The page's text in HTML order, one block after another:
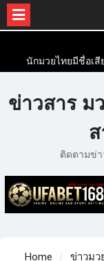
นักมวยไทยมีชื่อเสี
นักมวยไทยชื่อดัง
ข่าวมวยไทยโครต
ข่าวสา
ข่าวสาร ม
ติดตามข่า
Home
ข่าวมว